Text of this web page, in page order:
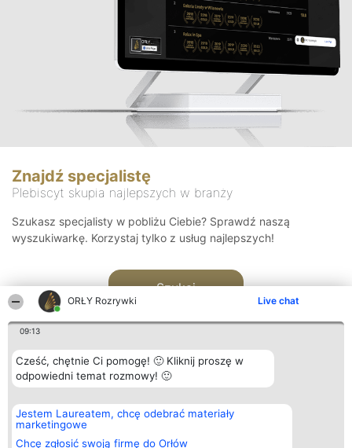
ORŁY Rozrywki Live chat
09:13
Cześć, chętnie Ci pomogę! 🙂 Kliknij proszę w
odpowiedni temat rozmowy! 🙂
Jestem Laureatem, chcę odebrać materiały
marketingowe
Chcę zgłosić swoją firmę do Orłów
Znajdź specjalistę
Plebiscyt skupia najlepszych w branży
Szukasz specjalisty w pobliżu Ciebie? Sprawdź naszą
wyszukiwarkę. Korzystaj tylko z usług najlepszych!
Szukaj
Organizator plebiscytu
Bright Side Solutions sp. z o.
o. sp. k.
ul. Ruska 22
Plebiscyt
Laureaci
wszystkich
Kontakt
Kontakt